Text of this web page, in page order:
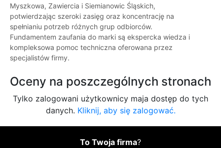
Myszkowa, Zawiercia i Siemianowic Śląskich,
potwierdzając szeroki zasięg oraz koncentrację na
spełnianiu potrzeb różnych grup odbiorców.
Fundamentem zaufania do marki są ekspercka wiedza i
kompleksowa pomoc techniczna oferowana przez
specjalistów firmy.
Oceny na poszczególnych stronach
Tylko zalogowani użytkownicy maja dostęp do tych
danych. Kliknij, aby się zalogować.
To Twoja firma?